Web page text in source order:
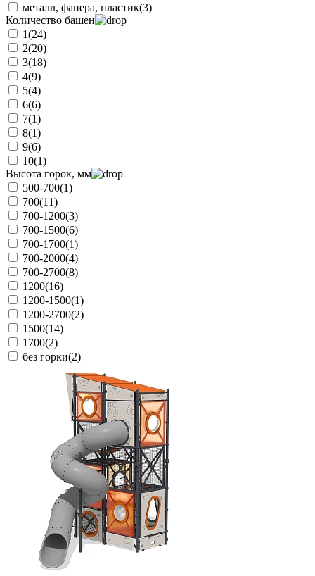
металл, фанера, пластик(3)
Количество башен
1(24)
2(20)
3(18)
4(9)
5(4)
6(6)
7(1)
8(1)
9(6)
10(1)
Высота горок, мм
500-700(1)
700(11)
700-1200(3)
700-1500(6)
700-1700(1)
700-2000(4)
700-2700(8)
1200(16)
1200-1500(1)
1200-2700(2)
1500(14)
1700(2)
без горки(2)